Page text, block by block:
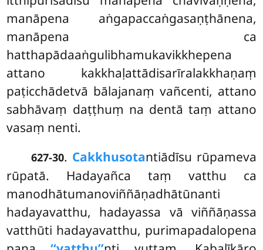
manāpena aṅgapaccaṅgasaṇṭhānena,
manāpena ca
hatthapādaaṅgulibhamukavikkhepena
attano kakkhaḷattādisarīralakkhaṇaṃ
paṭicchādetvā bālajanaṃ vañcenti, attano
sabhāvaṃ daṭṭhuṃ na dentā taṃ attano
vasaṃ nenti.
627-30. Cakkhusotantiādīsu rūpameva
rūpatā. Hadayañca taṃ vatthu ca
manodhātumanoviññāṇadhātūnanti
hadayavatthu, hadayassa vā viññāṇassa
vatthūti hadayavatthu, purimapadalopena